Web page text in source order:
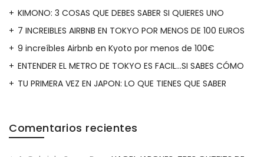
KIMONO: 3 COSAS QUE DEBES SABER SI QUIERES UNO
7 INCREIBLES AIRBNB EN TOKYO POR MENOS DE 100 EUROS
9 increíbles Airbnb en Kyoto por menos de 100€
ENTENDER EL METRO DE TOKYO ES FACIL…SI SABES CÓMO
TU PRIMERA VEZ EN JAPON: LO QUE TIENES QUE SABER
Comentarios recientes